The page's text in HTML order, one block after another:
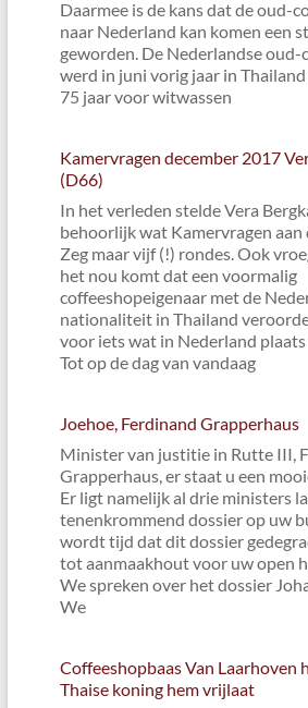
Daarmee is de kans dat de oud-
naar Nederland kan komen een
geworden. De Nederlandse
werd in juni vorig jaar in
75 jaar voor witwassen
Kamervragen december 2017
(D66)
In het verleden stelde Vera
behoorlijk wat Kamervragen aan
Zeg maar vijf (!) rondes. Ook
het nou komt dat een voormalig
coffeeshopeigenaar met de
nationaliteit in Thailand
voor iets wat in Nederland
Tot op de dag van vandaag
Joehoe, Ferdinand Grapperhaus
Minister van justitie in Rutte III,
Grapperhaus, er staat u een
Er ligt namelijk al drie ministers
tenenkrommend dossier op uw
wordt tijd dat dit dossier
tot aanmaakhout voor uw open
We spreken over het dossier
We
Coffeeshopbaas Van Laarhoven
Thaise koning hem vrijlaat